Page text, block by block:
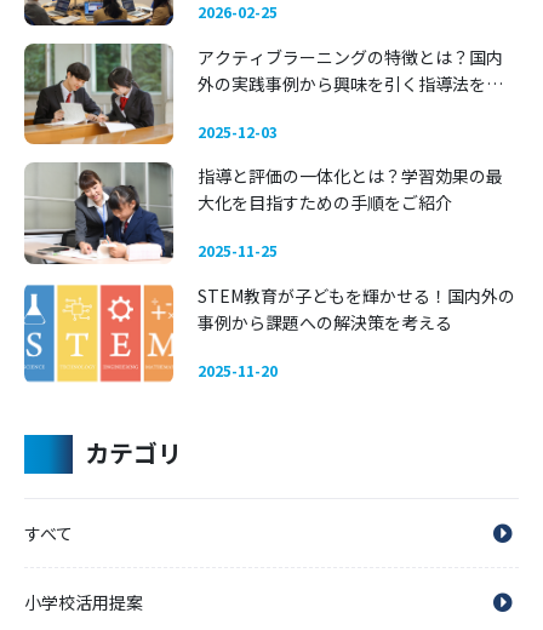
等学校
2026-02-25
アクティブラーニングの特徴とは？国内
外の実践事例から興味を引く指導法を考
2025-12-03
指導と評価の一体化とは？学習効果の最
大化を目指すための手順をご紹介
2025-11-25
STEM教育が子どもを輝かせる！国内外の
事例から課題への解決策を考える
2025-11-20
カテゴリ
すべて
小学校活用提案